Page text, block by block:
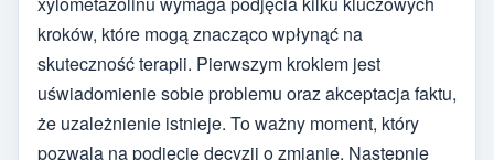
kroków, które mogą znacząco wpłynąć na
skuteczność terapii. Pierwszym krokiem jest
uświadomienie sobie problemu oraz akceptacja faktu,
że uzależnienie istnieje. To ważny moment, który
pozwala na podjęcie decyzji o zmianie. Następnie